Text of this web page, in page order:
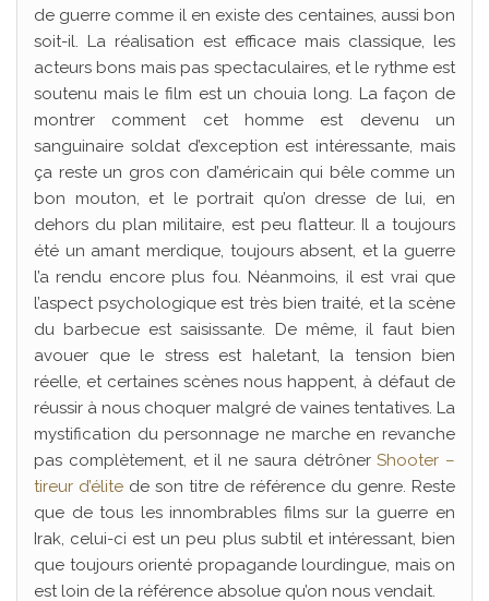
de guerre comme il en existe des centaines, aussi bon
soit-il. La réalisation est efficace mais classique, les
acteurs bons mais pas spectaculaires, et le rythme est
soutenu mais le film est un chouia long. La façon de
montrer comment cet homme est devenu un
sanguinaire soldat d’exception est intéressante, mais
ça reste un gros con d’américain qui bêle comme un
bon mouton, et le portrait qu’on dresse de lui, en
dehors du plan militaire, est peu flatteur. Il a toujours
été un amant merdique, toujours absent, et la guerre
l’a rendu encore plus fou. Néanmoins, il est vrai que
l’aspect psychologique est très bien traité, et la scène
du barbecue est saisissante. De même, il faut bien
avouer que le stress est haletant, la tension bien
réelle, et certaines scènes nous happent, à défaut de
réussir à nous choquer malgré de vaines tentatives. La
mystification du personnage ne marche en revanche
pas complètement, et il ne saura détrônerShooter –
tireur d’élite de son titre de référence du genre. Reste
que de tous les innombrables films sur la guerre en
Irak, celui-ci est un peu plus subtil et intéressant, bien
que toujours orienté propagande lourdingue, mais on
est loin de la référence absolue qu’on nous vendait.